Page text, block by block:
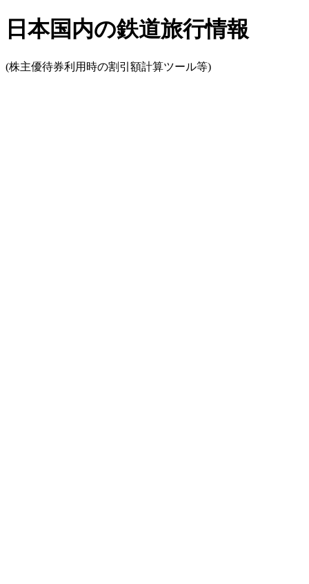
日本国内の鉄道旅行情報
(株主優待券利用時の割引額計算ツール等)